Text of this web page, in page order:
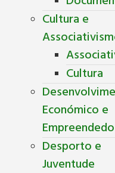
Cultura e
Cultura
Económico e
Desporto e
Juventude